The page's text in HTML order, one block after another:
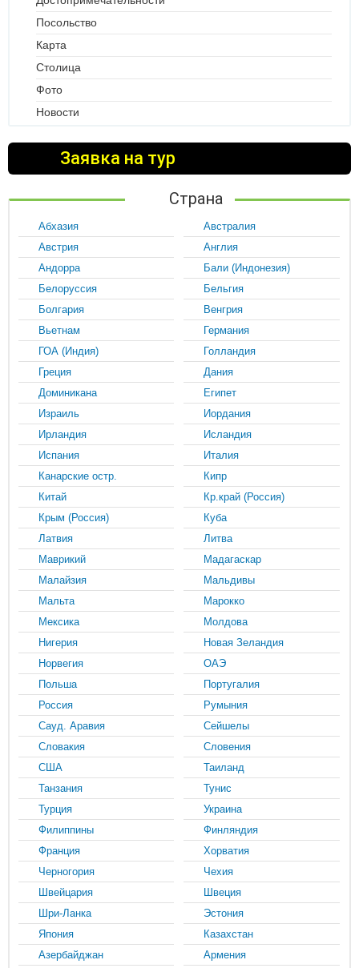
Посольство
Карта
Столица
Фото
Новости
Заявка на тур
Страна
Абхазия
Австралия
Австрия
Англия
Андорра
Бали (Индонезия)
Белоруссия
Бельгия
Болгария
Венгрия
Вьетнам
Германия
ГОА (Индия)
Голландия
Греция
Дания
Доминикана
Египет
Израиль
Иордания
Ирландия
Исландия
Испания
Италия
Канарские остр.
Кипр
Китай
Кр.край (Россия)
Крым (Россия)
Куба
Латвия
Литва
Маврикий
Мадагаскар
Малайзия
Мальдивы
Мальта
Марокко
Мексика
Молдова
Нигерия
Новая Зеландия
Норвегия
ОАЭ
Польша
Португалия
Россия
Румыния
Сауд. Аравия
Сейшелы
Словакия
Словения
США
Таиланд
Танзания
Тунис
Турция
Украина
Филиппины
Финляндия
Франция
Хорватия
Черногория
Чехия
Швейцария
Швеция
Шри-Ланка
Эстония
Япония
Казахстан
Азербайджан
Армения